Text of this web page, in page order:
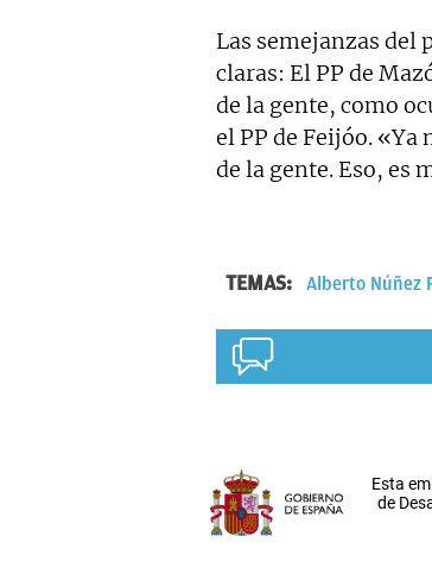
Las semejanzas del
claras: El PP de
de la gente, como
el PP de Feijóo.
de la gente. Eso, es
TEMAS: Alberto Núñez
Esta
de